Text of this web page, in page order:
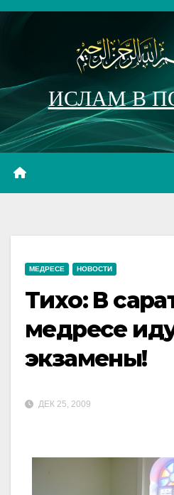
Перейти
ИСЛАМ В
МЕДРЕСЕ НОВОСТИ
Тихо: В
медресе
экзамены!
ДЕК 25, 2009